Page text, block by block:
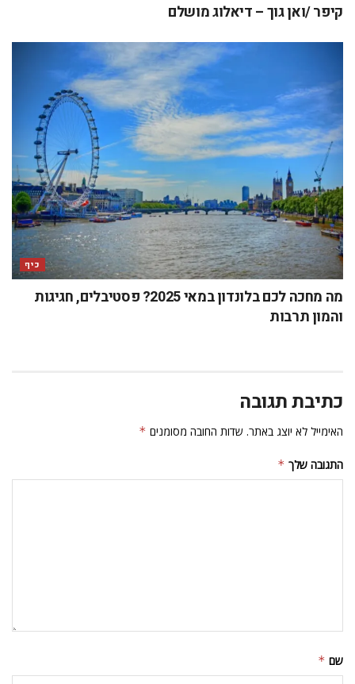
קיפר /ואן גוך – דיאלוג מושלם
כיף
מה מחכה לכם בלונדון במאי 2025? פסטיבלים, חגיגות
והמון תרבות
כתיבת תגובה
האימייל לא יוצג באתר. שדות החובה מסומנים *
התגובה שלך *
שם *